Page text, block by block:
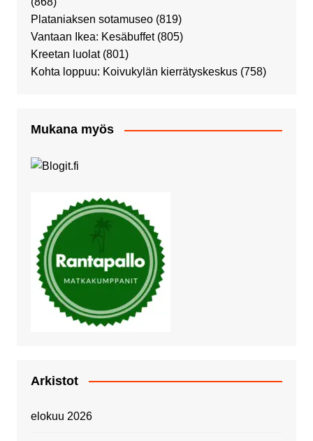
Plataniaksen sotamuseo (819)
Vantaan Ikea: Kesäbuffet (805)
Kreetan luolat (801)
Kohta loppuu: Koivukylän kierrätyskeskus (758)
Mukana myös
Arkistot
elokuu 2026